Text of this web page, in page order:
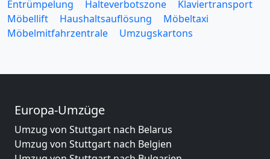
Entrümpelung
Halteverbotszone
Klaviertransport
Möbellift
Haushaltsauflösung
Möbeltaxi
Möbelmitfahrzentrale
Umzugskartons
Europa-Umzüge
Umzug von Stuttgart nach Belarus
Umzug von Stuttgart nach Belgien